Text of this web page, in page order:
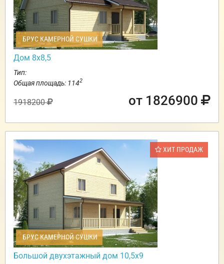
БРУС КАМЕРНОЙ СУШКИ
Дом 8х8,5
Тип:
Общая площадь: 1142
1918200 от 1826900
ХИТ ПРОДАЖ
БРУС КАМЕРНОЙ СУШКИ
Большой двухэтажный дом 10,5х9